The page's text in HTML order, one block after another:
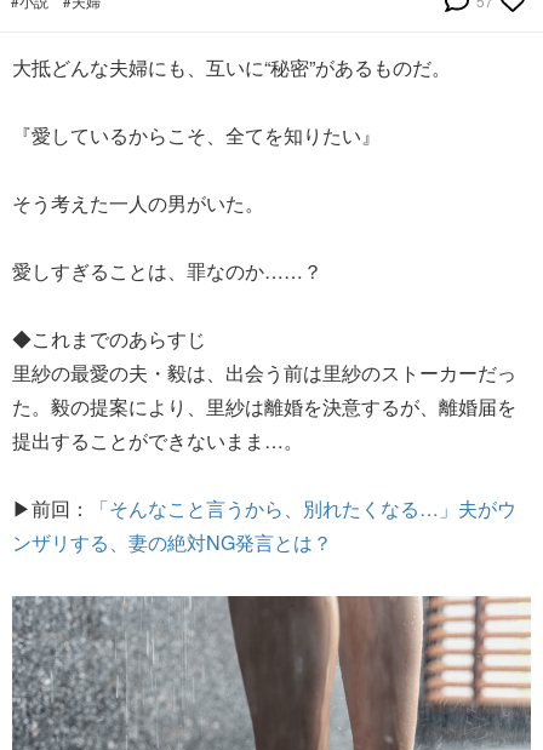
大抵どんな夫婦にも、互いに“秘密”があるものだ。
『愛しているからこそ、全てを知りたい』
そう考えた一人の男がいた。
愛しすぎることは、罪なのか……？
◆これまでのあらすじ
里紗の最愛の夫・毅は、出会う前は里紗のストーカーだっ
た。毅の提案により、里紗は離婚を決意するが、離婚届を
提出することができないまま…。
▶前回：
「そんなこと言うから、別れたくなる…」夫がウ
ンザリする、妻の絶対NG発言とは？